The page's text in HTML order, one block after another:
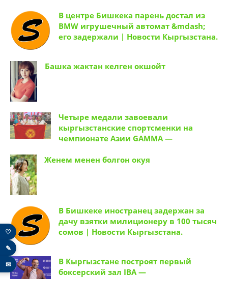
В центре Бишкека парень достал из
BMW игрушечный автомат &mdash;
его задержали | Новости Кыргызстана.
Башка жактан келген окшойт
Четыре медали завоевали
кыргызстанские спортсменки на
чемпионате Азии GAMMA —
Женем менен болгон окуя
В Бишкеке иностранец задержан за
дачу взятки милиционеру в 100 тысяч
сомов | Новости Кыргызстана.
В Кыргызстане построят первый
боксерский зал IBA —
♡
✎
✉